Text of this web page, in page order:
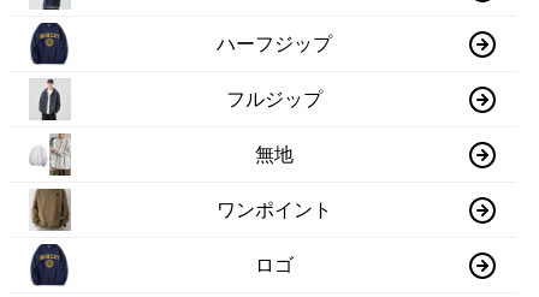
ハーフジップ
フルジップ
無地
ワンポイント
ロゴ